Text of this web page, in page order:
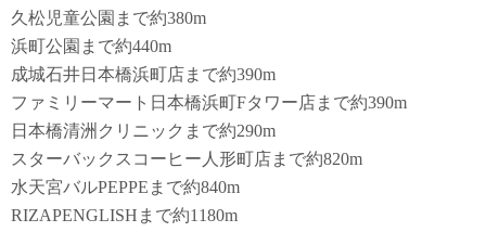
久松児童公園まで約380m
浜町公園まで約440m
成城石井日本橋浜町店まで約390m
ファミリーマート日本橋浜町Fタワー店まで約390m
日本橋清洲クリニックまで約290m
スターバックスコーヒー人形町店まで約820m
水天宮バルPEPPEまで約840m
RIZAPENGLISHまで約1180m